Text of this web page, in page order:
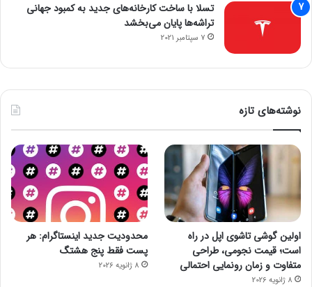
تسلا با ساخت کارخانه‌های جدید به کمبود جهانی
تراشه‌ها پایان می‌بخشد
7 سپتامبر 2021
نوشته‌های تازه
اولین گوشی تاشوی اپل در راه
است؛ قیمت نجومی، طراحی
متفاوت و زمان رونمایی احتمالی
8 ژانویه 2026
محدودیت جدید اینستاگرام: هر
پست فقط پنج هشتگ
8 ژانویه 2026